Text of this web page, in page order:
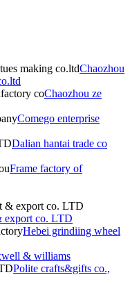
Chaozhou
Chaozhou ze
Comego enterprise
Dalian hantai trade co
Frame factory of
export co. LTD
Hebei grindiing wheel
& williams
Polite crafts&gifts co.,